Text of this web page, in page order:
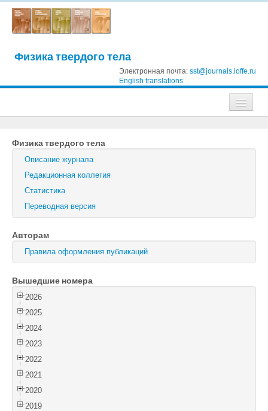
Физика твердого тела
Электронная почта: sst@journals.ioffe.ru
English translations
Журнал технической физики
Письма в Журнал технической физики
Физика твердого тела
Физика и техника полупроводников
Оптика и спектроскопия
Поиск
Войти
Физика твердого тела
Описание журнала
Редакционная коллегия
Статистика
Переводная версия
Авторам
Правила оформления публикаций
Вышедшие номера
2026
2025
2024
2023
2022
2021
2020
2019